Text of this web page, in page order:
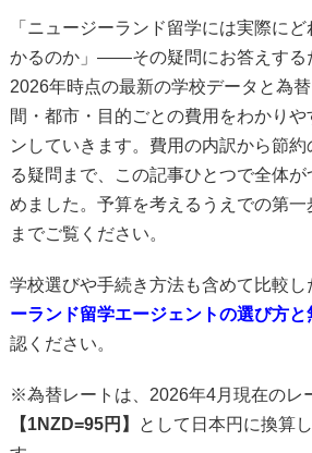
「ニュージーランド留学には実際に
かるのか」——その疑問にお答えする
2026年時点の最新の学校データと為
間・都市・目的ごとの費用をわかりや
ンしていきます。費用の内訳から節
る疑問まで、この記事ひとつで全体が
めました。予算を考えるうえでの第
までご覧ください。
学校選びや手続き方法も含めて比較し
ーランド留学エージェントの選び方と
認ください。
※為替レートは、2026年4月現在のレ
【1NZD=95円】
として日本円に換算